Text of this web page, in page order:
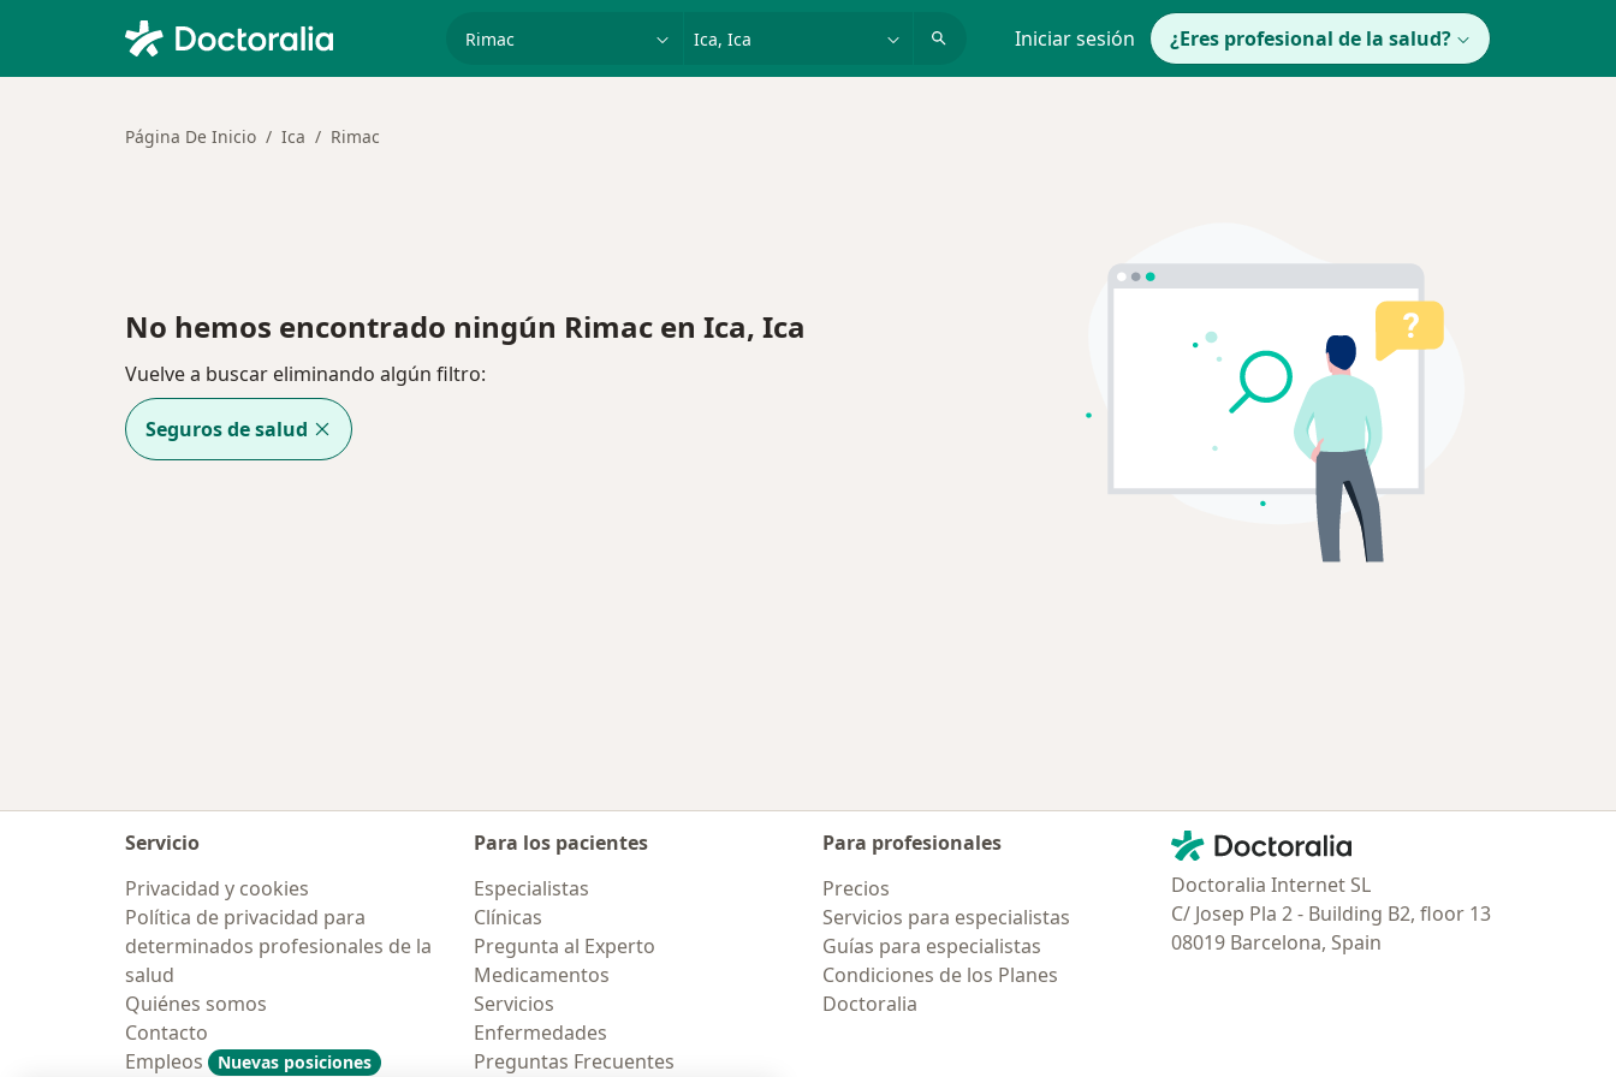
Iniciar sesión ¿Eres profesional de la salud?
Página De Inicio Ica Rimac
No hemos encontrado ningún Rimac en Ica, Ica
Vuelve a buscar eliminando algún filtro:
Seguros de salud
Servicio
Privacidad y cookies
Política de privacidad para
determinados profesionales de la
salud
Quiénes somos
Contacto
Empleos
Nuevas posiciones
Para los pacientes
Especialistas
Clínicas
Pregunta al Experto
Medicamentos
Servicios
Enfermedades
Preguntas Frecuentes
Para profesionales
Precios
Servicios para especialistas
Guías para especialistas
Condiciones de los Planes
Doctoralia
Contacto
Doctoralia - Página de inicio
Doctoralia Internet SL
C/ Josep Pla 2 - Building B2, floor 13
08019 Barcelona, Spain